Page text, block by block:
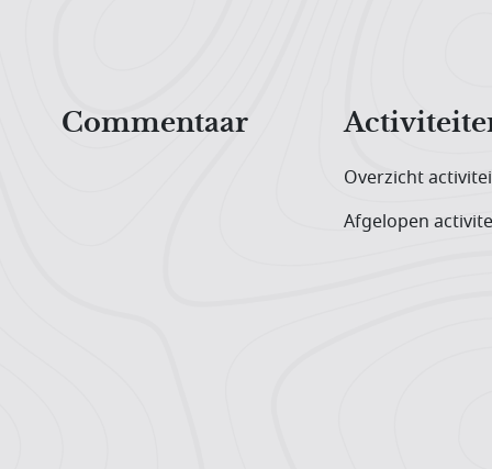
Commentaar
Overzicht
Afgelopen